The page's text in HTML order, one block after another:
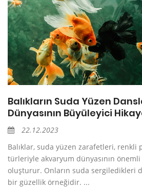
Balıkların Suda Yüzen
Dünyasının Büyüleyici
22.12.2023
Balıklar, suda yüzen zarafetleri, renkli
türleriyle akvaryum dünyasının önemli
oluşturur. Onların suda sergiledikleri
bir güzellik örneğidir. ...